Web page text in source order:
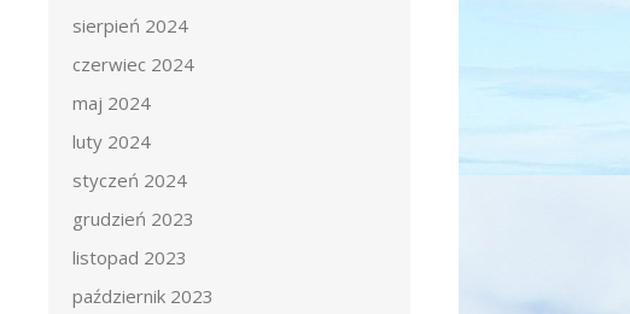
sierpień 2024
czerwiec 2024
maj 2024
luty 2024
styczeń 2024
grudzień 2023
listopad 2023
październik 2023